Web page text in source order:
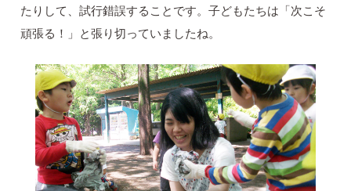
たりして、試行錯誤することです。子どもたちは「次こそ
頑張る！」と張り切っていましたね。